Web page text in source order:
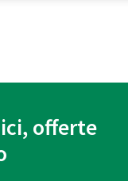
offerte